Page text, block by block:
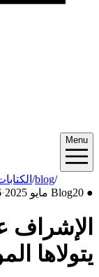
Menu
الكتابات/blog
●
Blog20 مايو 2025 ·6 دقيقة
الإشراف
يتولاها